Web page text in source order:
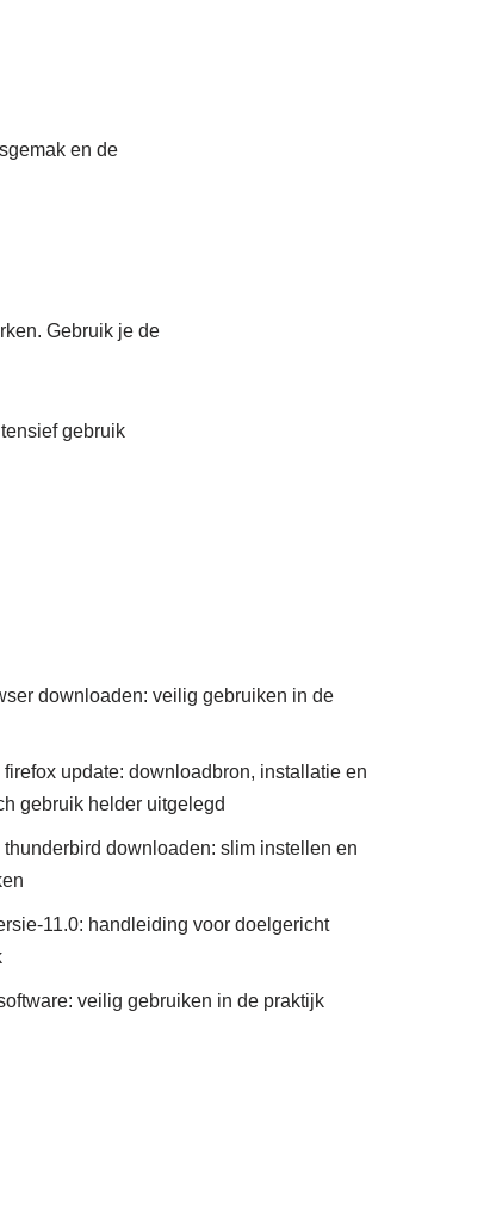
en de
Gebruik je de
gebruik
downloaden: veilig gebruiken in de
firefox update: downloadbron, installatie en
gebruik helder uitgelegd
thunderbird downloaden: slim instellen en
11.0: handleiding voor doelgericht
veilig gebruiken in de praktijk